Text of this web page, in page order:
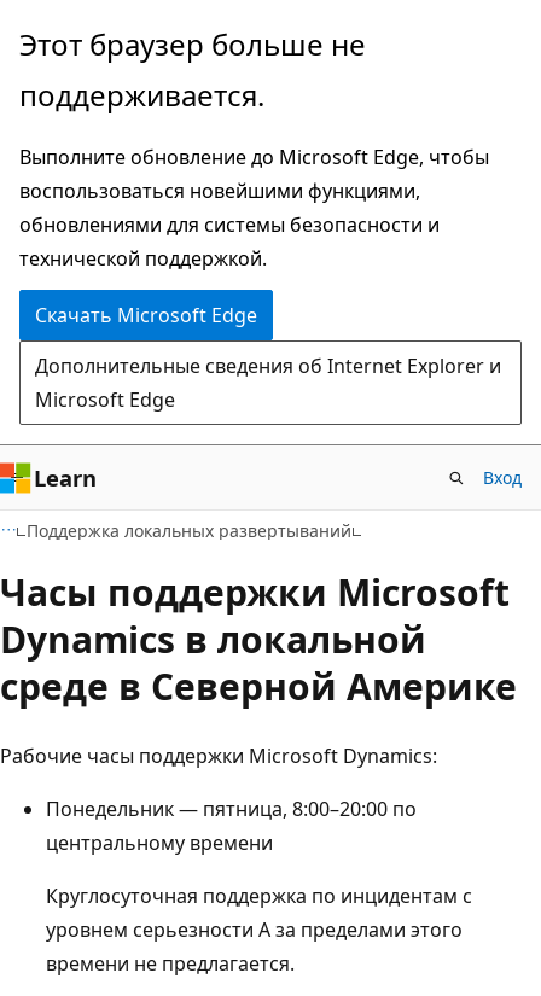
Пропустить
перейти
основному
содержимому
Этот браузер больше не
поддерживается.
Выполните обновление до Microsoft Edge, чтобы
воспользоваться новейшими функциями,
обновлениями для системы безопасности и
технической поддержкой.
Скачать Microsoft Edge
Дополнительные сведения об Internet Explorer и
Microsoft Edge
Learn Вход
Поддержка локальных развертываний
Часы поддержки Microsoft
Dynamics в локальной
среде в Северной Америке
Рабочие часы поддержки Microsoft Dynamics:
Понедельник — пятница, 8:00–20:00 по
центральному времени
Круглосуточная поддержка по инцидентам с
уровнем серьезности A за пределами этого
времени не предлагается.